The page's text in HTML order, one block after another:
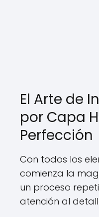
El Arte de
por Capa
Perfección
Con todos los
comienza la
un proceso
atención al